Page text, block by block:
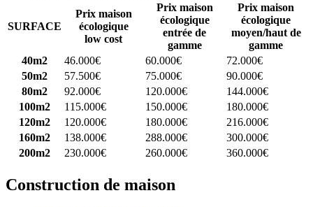
SURFACE
Prix maison
écologique
low cost
Prix maison
écologique
entrée de
gamme
Prix maison
écologique
moyen/haut de
gamme
40m2
46.000€ 60.000€
72.000€
50m2
57.500€ 75.000€
90.000€
80m2
92.000€ 120.000€
144.000€
100m2
115.000€ 150.000€
180.000€
120m2
120.000€ 180.000€
216.000€
160m2
138.000€ 288.000€
300.000€
200m2
230.000€ 260.000€ 360.000€
Construction de maison